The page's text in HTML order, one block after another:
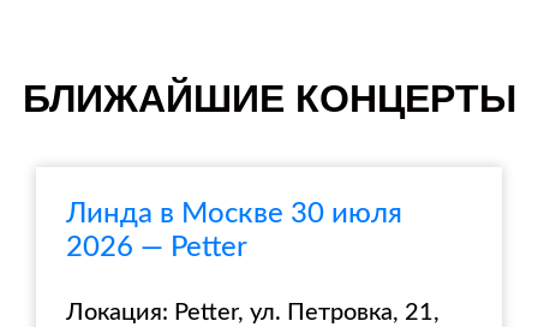
БЛИЖАЙШИЕ КОНЦЕРТЫ
Линда в Москве 30 июля
2026 — Petter
Локация: Petter, ул. Петровка, 21,